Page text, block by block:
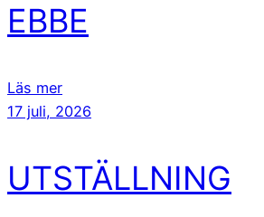
EBBE
Läs mer
17 juli, 2026
UTSTÄLLNING